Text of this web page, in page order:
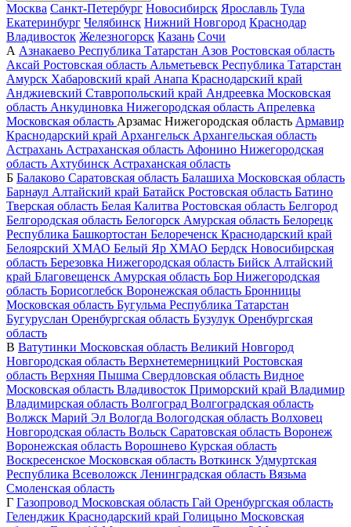
Москва Санкт-Петербург Новосибирск Ярославль Тула
Екатеринбург Челябинск Нижний Новгород Краснодар
Владивосток Железногорск Казань Сочи
А Азнакаево Республика Татарстан Азов Ростовская область
Аксай Ростовская область Альметьевск Республика Татарстан
Амурск Хабаровский край Анапа Краснодарский край
Анджиевский Ставропольский край Андреевка Московская
область Анкудиновка Нижегородская область Апрелевка
Московская область Арзамас Нижегородская область Армавир
Краснодарский край Архангельск Архангельская область
Астрахань Астраханская область Афонино Нижегородская
область Ахтубинск Астраханская область
Б Балаково Саратовская область Балашиха Московская область
Барнаул Алтайский край Батайск Ростовская область Батино
Тверская область Белая Калитва Ростовская область Белгород
Белгородская область Белогорск Амурская область Белорецк
Республика Башкортостан Белореченск Краснодарский край
Белоярский ХМАО Белый Яр ХМАО Бердск Новосибирская
область Березовка Нижегородская область Бийск Алтайский
край Благовещенск Амурская область Бор Нижегородская
область Борисоглебск Воронежская область Бронницы
Московская область Бугульма Республика Татарстан
Бугуруслан Оренбургская область Бузулук Оренбургская
область
В Ватутинки Московская область Великий Новгород
Новгородская область Верхнетемерницкий Ростовская
область Верхняя Пышма Свердловская область Видное
Московская область Владивосток Приморский край Владимир
Владимирская область Волгоград Волгоградская область
Волжск Марий Эл Вологда Вологодская область Волховец
Новгородская область Вольск Саратовская область Воронеж
Воронежская область Ворошнево Курская область
Воскресенское Московская область Воткинск Удмуртская
Республика Всеволожск Ленинградская область Вязьма
Смоленская область
Г Газопровод Московская область Гай Оренбургская область
Геленджик Краснодарский край Голицыно Московская